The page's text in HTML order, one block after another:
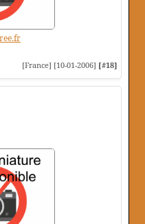
[France] [10-01-2006] [#18]